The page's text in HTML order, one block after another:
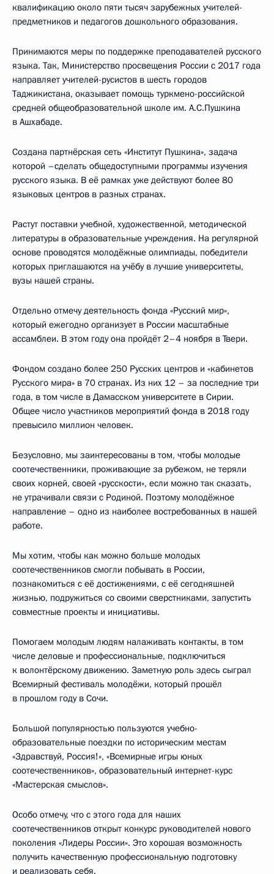
квалификацию около пяти тысяч зарубежных учителей-
предметников и педагогов дошкольного образования.
Принимаются меры по поддержке преподавателей русского
языка. Так, Министерство просвещения России с 2017 года
направляет учителей-русистов в шесть городов
Таджикистана, оказывает помощь туркмено-российской
средней общеобразовательной школе им. А.С.Пушкина
в Ашхабаде.
Создана партнёрская сеть «Институт Пушкина», задача
которой –сделать общедоступными программы изучения
русского языка. В её рамках уже действуют более 80
языковых центров в разных странах.
Растут поставки учебной, художественной, методической
литературы в образовательные учреждения. На регулярной
основе проводятся молодёжные олимпиады, победители
которых приглашаются на учёбу в лучшие университеты,
вузы нашей страны.
Отдельно отмечу деятельность фонда «Русский мир»,
который ежегодно организует в России масштабные
ассамблеи. В этом году она пройдёт 2–4 ноября в Твери.
Фондом создано более 250 Русских центров и «кабинетов
Русского мира» в 70 странах. Из них 12 – за последние три
года, в том числе в Дамасском университете в Сирии.
Общее число участников мероприятий фонда в 2018 году
превысило миллион человек.
Безусловно, мы заинтересованы в том, чтобы молодые
соотечественники, проживающие за рубежом, не теряли
своих корней, своей «русскости», если можно так сказать,
не утрачивали связи с Родиной. Поэтому молодёжное
направление – одно из наиболее востребованных в нашей
работе.
Мы хотим, чтобы как можно больше молодых
соотечественников смогли побывать в России,
познакомиться с её достижениями, с её сегодняшней
жизнью, подружиться со своими сверстниками, запустить
совместные проекты и инициативы.
Помогаем молодым людям налаживать контакты, в том
числе деловые и профессиональные, подключиться
к волонтёрскому движению. Заметную роль здесь сыграл
Всемирный фестиваль молодёжи, который прошёл
в прошлом году в Сочи.
Большой популярностью пользуются учебно-
образовательные поездки по историческим местам
«Здравствуй, Россия!», «Всемирные игры юных
соотечественников», образовательный интернет-курс
«Мастерская смыслов».
Особо отмечу, что с этого года для наших
соотечественников открыт конкурс руководителей нового
поколения «Лидеры России». Это хорошая возможность
получить качественную профессиональную подготовку
и реализовать себя.